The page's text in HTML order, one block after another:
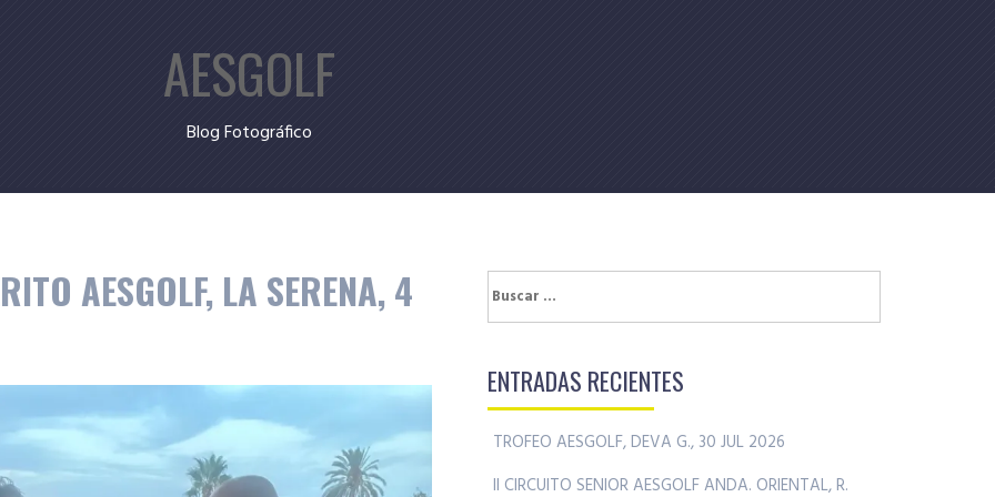
AESGOLF
Blog Fotográfico
AESGOLF, LA SERENA, 4 Buscar:
ENTRADAS RECIENTES
TROFEO AESGOLF, DEVA G., 30 JUL 2026
II CIRCUITO SENIOR AESGOLF ANDA. ORIENTAL, R.